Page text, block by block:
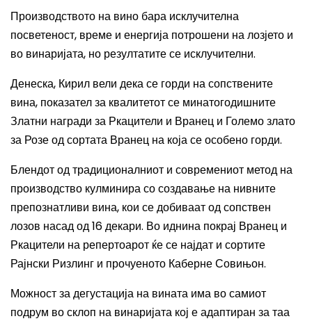
Производството на вино бара исклучителна
посветеност, време и енергија потрошени на лозјето и
во винаријата, но резултатите се исклучителни.
Денеска, Кирил вели дека се горди на сопствените
вина, показател за квалитетот се минатогодишните
Златни награди за Ркацители и Вранец и Големо злато
за Розе од сортата Вранец на којасе особено горди.
Блендот од традиционалниот и современиот метод на
производство кулминира со создавање на нивните
препознатливи вина, кои се добиваат од сопствен
лозов насад од 16 декари. Во иднина покрај Вранец и
Ркацители на репертоарот ќе се најдат и сортите
Рајнски Ризлинг и прочуеното Каберне Совињон.
Можност за дегустација на вината има во самиот
подрум во склоп на винаријата кој е адаптиран за таа